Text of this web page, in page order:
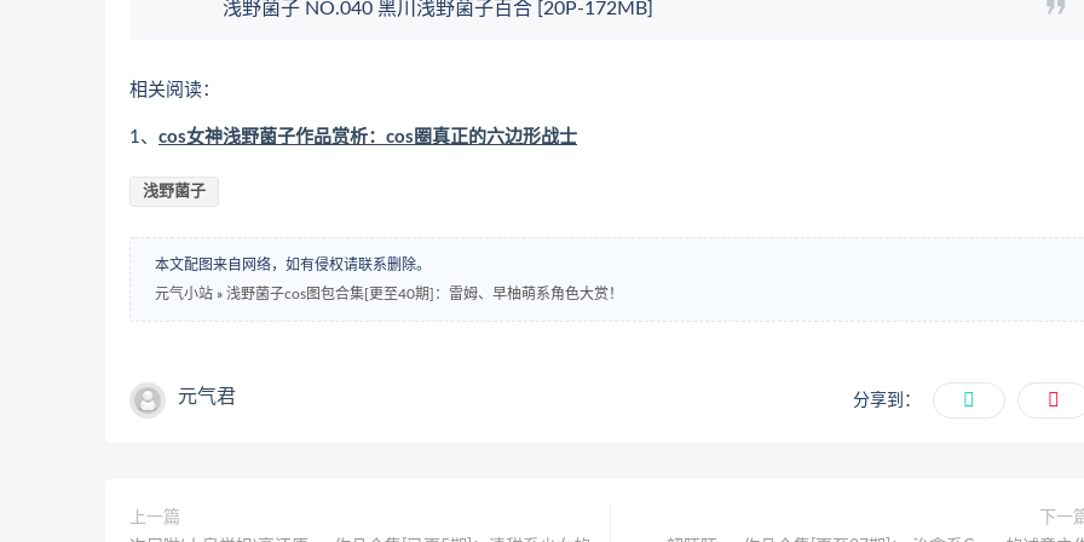
浅野菌子 NO.040 黑川浅野菌子百合 [20P-172MB]
相关阅读：
1、 cos女神浅野菌子作品赏析：cos圈真正的六边形战士
浅野菌子
本文配图来自网络，如有侵权请联系删除。
元气小站 » 浅野菌子cos图包合集[更至40期]：雷姆、早柚萌系角色大赏！
元气君 分享到：
上一篇
下一